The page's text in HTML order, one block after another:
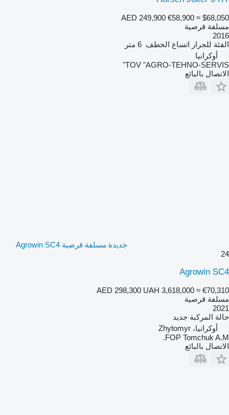
AED 249,900 €58,900 ≈ $68,050
مسلفة قرصية
2016
الفئة للجرار اتساع الخطف 6 متر
أوكرانيا
TOV "AGRO-TEHNO-SERVIS"
الاتصال بالبائع
جديدة مسلفة قرصية Agrowin SC4
24
Agrowin SC4
AED 298,300 UAH 3,618,000 ≈ €70,310
مسلفة قرصية
2021
حالة المركبة جديد
أوكرانيا، Zhytomyr
FOP Tomchuk A.M.
الاتصال بالبائع